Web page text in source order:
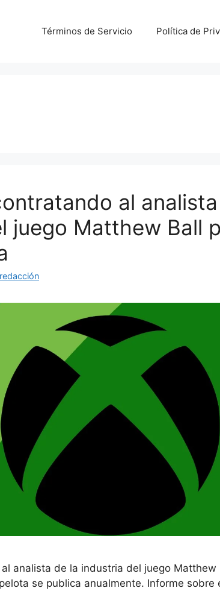
Términos de Servicio Política de
al
juego Matthew Ball
analista de la industria del juego Matthew
se publica anualmente. Informe sobre